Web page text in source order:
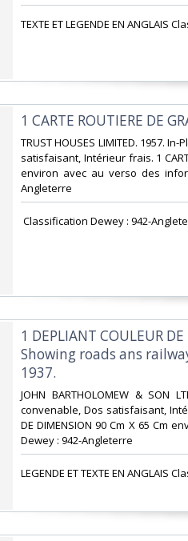
‎TEXTE ET LEGENDE EN ANGLAIS
‎1 CARTE ROUTIERE DE
‎TRUST HOUSES LIMITED. 1957.
satisfaisant, Intérieur frais. 1
environ avec au verso des
Angleterre‎
Classification Dewey : 942-
‎1 DEPLIANT COULEUR
Showing roads ans
1937.‎
‎JOHN BARTHOLOMEW & SON
convenable, Dos satisfaisant,
DE DIMENSION 90 Cm X 65 Cm
Dewey : 942-Angleterre‎
‎LEGENDE ET TEXTE EN ANGLAIS